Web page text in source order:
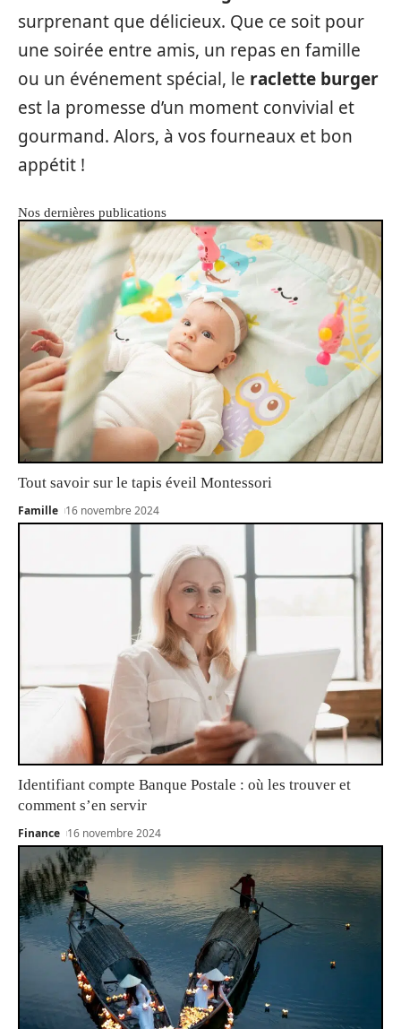
surprenant que délicieux. Que ce soit pour
une soirée entre amis, un repas en famille
ou un événement spécial, le raclette burger
est la promesse d’un moment convivial et
gourmand. Alors, à vos fourneaux et bon
appétit !
Nos dernières publications
Tout savoir sur le tapis éveil Montessori
Famille 16 novembre 2024
Identifiant compte Banque Postale : où les trouver et
comment s’en servir
Finance 16 novembre 2024